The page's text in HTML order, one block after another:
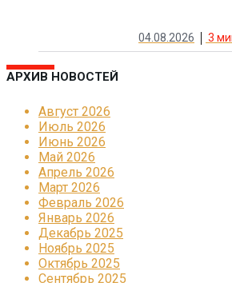
04.08.2026 3
АРХИВ НОВОСТЕЙ
Август 2026
Июль 2026
Июнь 2026
Май 2026
Апрель 2026
Март 2026
Февраль 2026
Январь 2026
Декабрь 2025
Ноябрь 2025
Октябрь 2025
Сентябрь 2025